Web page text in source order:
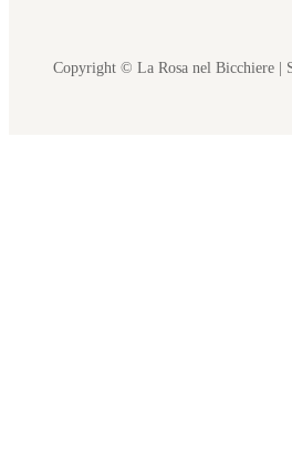
Copyright © La Rosa nel Bicchiere |